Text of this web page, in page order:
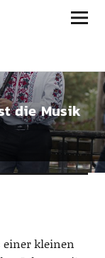
die Musik
einer kleinen